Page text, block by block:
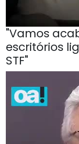
"Vamos
escritórios
STF"